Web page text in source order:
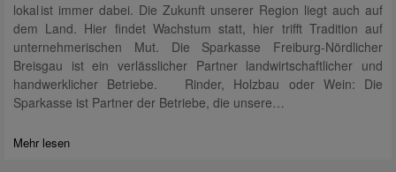
lokal ist immer dabei. Die Zukunft unserer Region liegt auch auf
dem Land. Hier findet Wachstum statt, hier trifft Tradition auf
unternehmerischen Mut. Die Sparkasse Freiburg-Nördlicher
Breisgau ist ein verlässlicher Partner landwirtschaftlicher und
handwerklicher Betriebe. Rinder, Holzbau oder Wein: Die
Sparkasse ist Partner der Betriebe, die unsere…
Mehr lesen